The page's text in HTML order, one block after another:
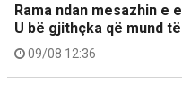
Rama ndan mesazhin e
U bë gjithçka që mund
09/08 12:36